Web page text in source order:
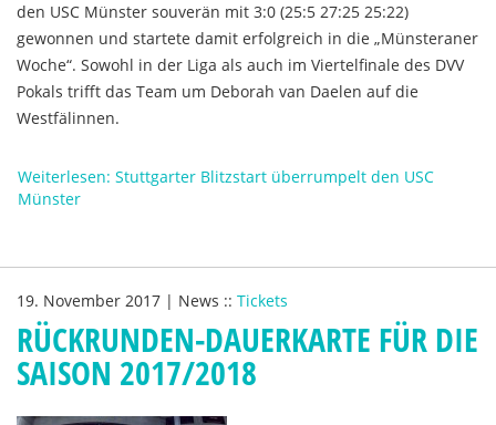
den USC Münster souverän mit 3:0 (25:5 27:25 25:22)
gewonnen und startete damit erfolgreich in die „Münsteraner
Woche“. Sowohl in der Liga als auch im Viertelfinale des DVV
Pokals trifft das Team um Deborah van Daelen auf die
Westfälinnen.
Weiterlesen: Stuttgarter Blitzstart überrumpelt den USC
Münster
19. November 2017 | News :: Tickets
RÜCKRUNDEN-DAUERKARTE FÜR DIE
SAISON 2017/2018